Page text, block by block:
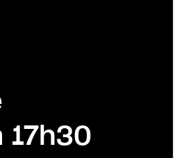
17h30